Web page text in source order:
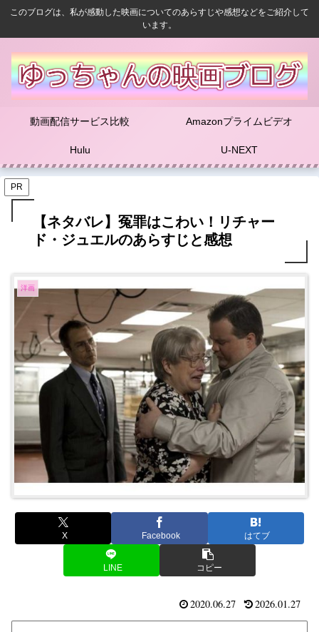
このブログは、私が感動した映画についてのあらすじや感想などをご紹介して
います。
動画配信サービス比較 Amazonプライムビデオ
Hulu U-NEXT
PR
【ネタバレ】冤罪はこわい！リチャー
ド・ジュエルのあらすじと感想
洋画
X Facebook はてブ
LINE コピー
2020.06.27 2026.01.27